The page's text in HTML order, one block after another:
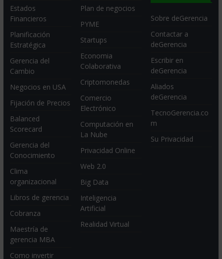
Estados
Financieros
Planificación
Estratégica
Gerencia del
Cambio
Negocios en USA
Fijación de Precios
Balanced
Scorecard
Gerencia del
Conocimiento
Clima
organizacional
Libros de gerencia
Cobranza
Maestría de
gerencia MBA
Como invertir
Plan de negocios
PYME
Startups
Economia
Colaborativa
Criptomonedas
Comercio
Electrónico
Computación en
La Nube
Privacidad Online
Web 2.0
Big Data
Inteligencia
Artificial
Realidad Virtual
Sobre deGerencia
Contactar a
deGerencia
Escribir en
deGerencia
Aliados
deGerencia
TecnoGerencia.co
m
Su Privacidad